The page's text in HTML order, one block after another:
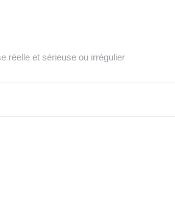
réelle et sérieuse ou irrégulier